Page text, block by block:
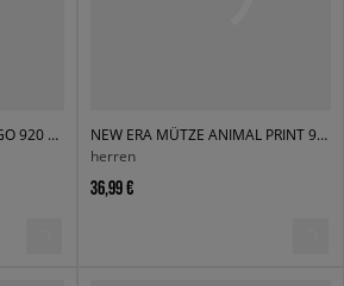
NEW ERA MÜTZE MINI LOGO 920 NYY NEW YORK YANKEES
NEW ERA MÜTZE ANIMAL PRINT 920 NYY NEW YORK YANKEES
herren
36,99 €